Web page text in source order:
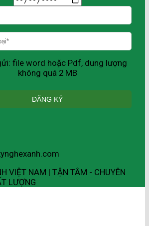
file word hoặc Pdf, dung lượng
không quá 2 MB
VIỆT NAM | TẬN TÂM - CHUYÊN
LƯỢNG